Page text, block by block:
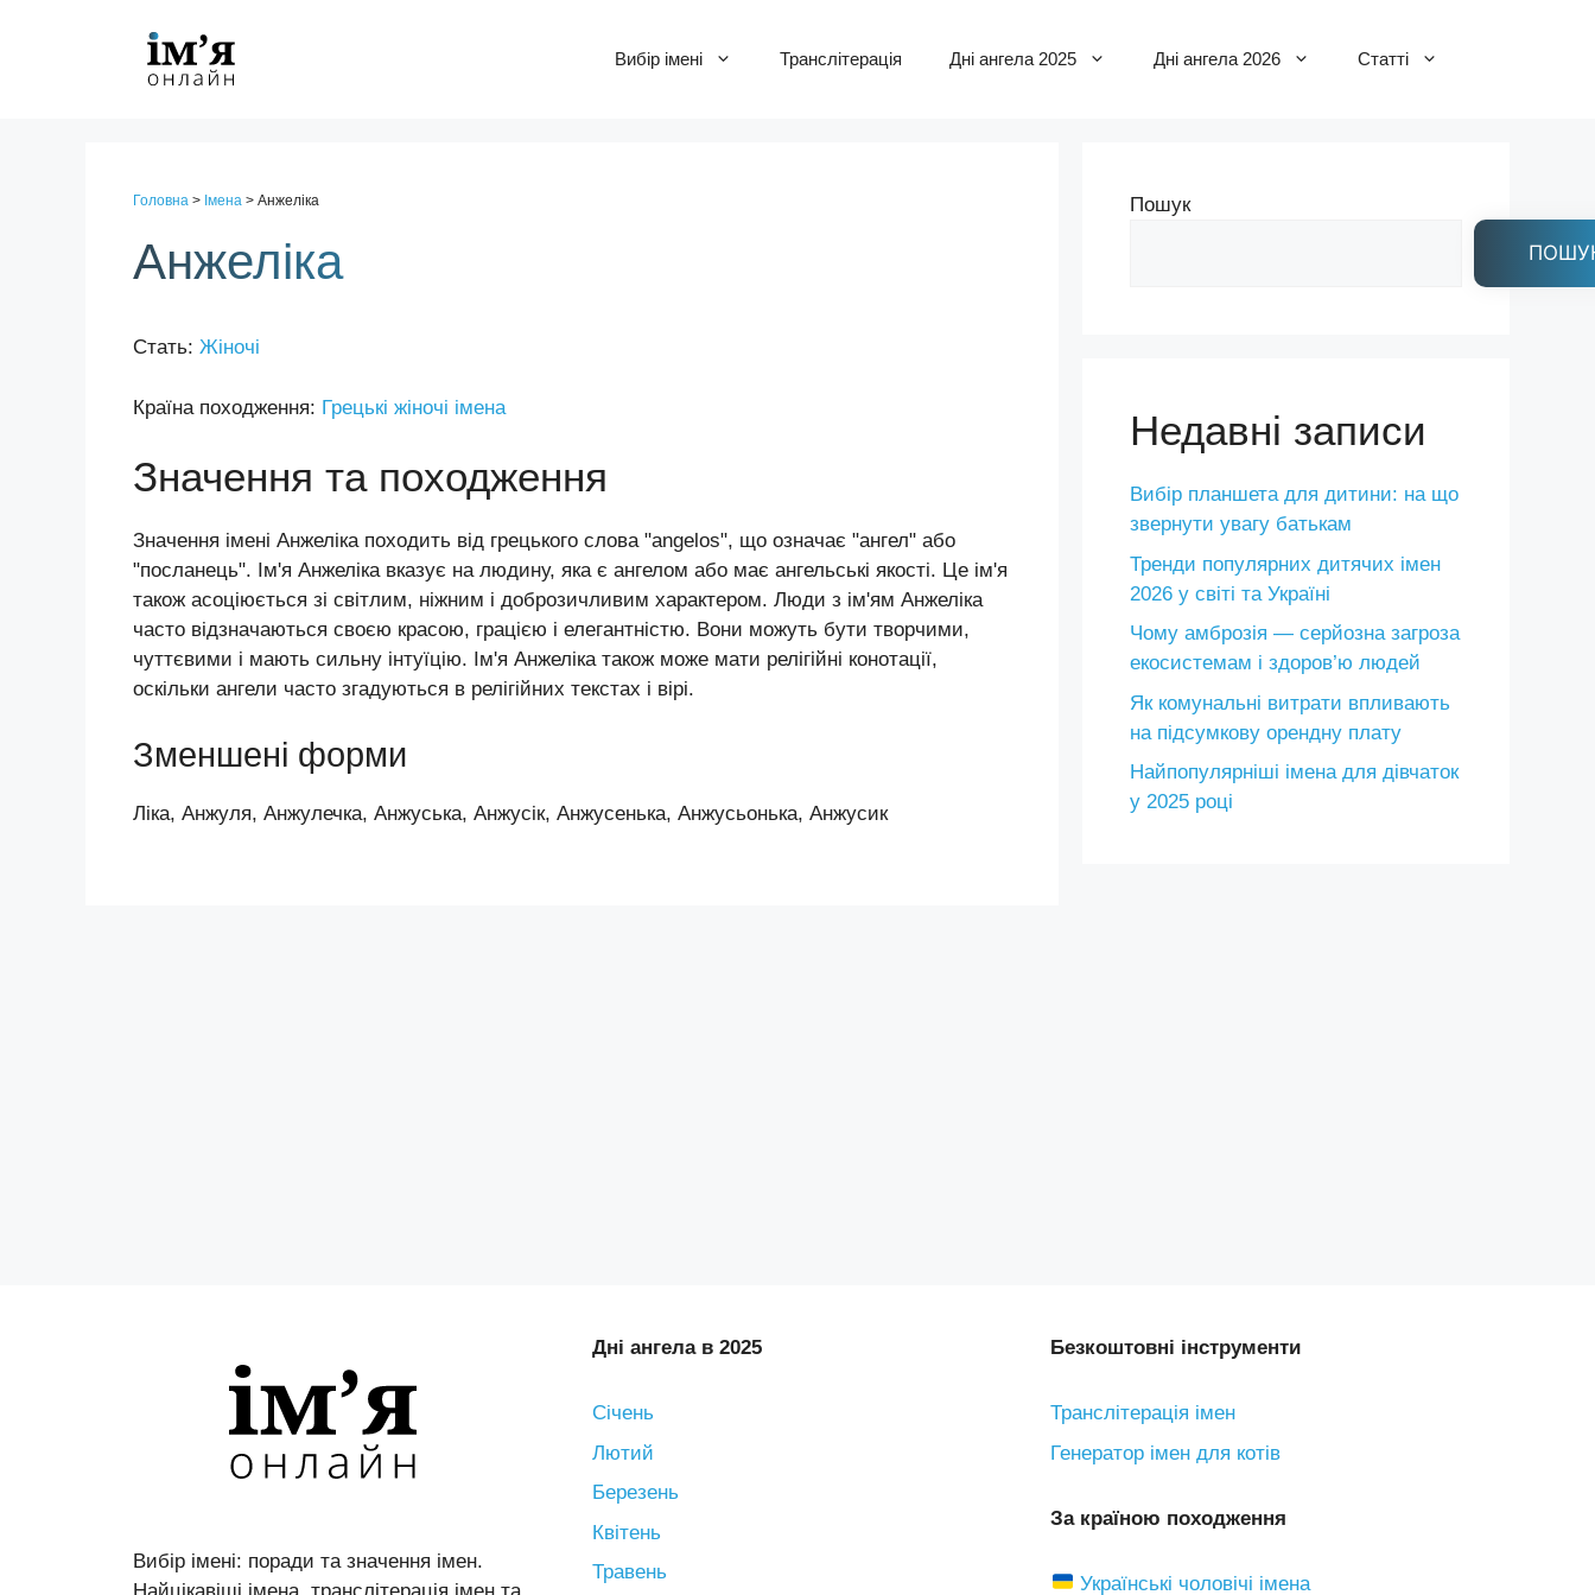
Вибір імені Транслітерація Дні ангела 2025 Дні ангела 2026 Статті
Головна > Імена > Анжеліка
Анжеліка
Стать: Жіночі
Країна походження: Грецькі жіночі імена
Значення та походження
Значення імені Анжеліка походить від грецького слова "angelos", що означає "ангел" або
"посланець". Ім'я Анжеліка вказує на людину, яка є ангелом або має ангельські якості. Це ім'я
також асоціюється зі світлим, ніжним і доброзичливим характером. Люди з ім'ям Анжеліка
часто відзначаються своєю красою, грацією і елегантністю. Вони можуть бути творчими,
чуттєвими і мають сильну інтуїцію. Ім'я Анжеліка також може мати релігійні конотації,
оскільки ангели часто згадуються в релігійних текстах і вірі.
Зменшені форми
Ліка, Анжуля, Анжулечка, Анжуська, Анжусік, Анжусенька, Анжусьонька, Анжусик
Пошук
Недавні записи
Вибір планшета для дитини: на що
звернути увагу батькам
Тренди популярних дитячих імен
2026 у світі та Україні
Чому амброзія — серйозна загроза
екосистемам і здоров’ю людей
Як комунальні витрати впливають
на підсумкову орендну плату
Найпопулярніші імена для дівчаток
у 2025 році
Вибір імені: поради та значення імен.
Дні ангела в 2025
Січень
Лютий
Березень
Квітень
Травень
Безкоштовні інструменти
Транслітерація імен
Генератор імен для котів
За країною походження
Українські чоловічі імена